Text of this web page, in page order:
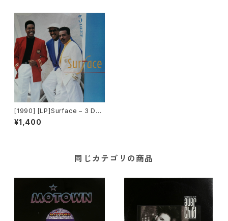
[1990] [LP]Surface – 3 Dee
p [Columbia]
¥1,400
同じカテゴリの商品